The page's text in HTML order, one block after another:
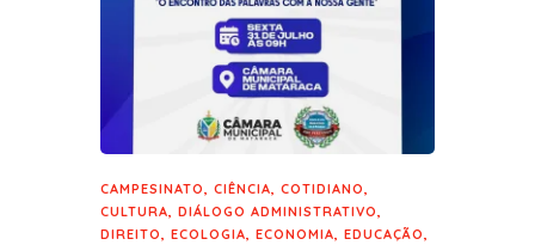
CAMPESINATO, CIÊNCIA, COTIDIANO,
CULTURA, DIÁLOGO ADMINISTRATIVO,
DIREITO, ECOLOGIA, ECONOMIA, EDUCAÇÃO,